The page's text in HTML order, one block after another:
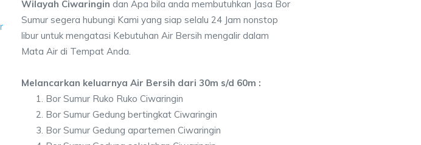
Wilayah Ciwaringin dan Apa bila anda membutuhkan Jasa Bor
Sumur segera hubungi Kami yang siap selalu 24 Jam nonstop
libur untuk mengatasi Kebutuhan Air Bersih mengalir dalam
Mata Air di Tempat Anda.
Melancarkan keluarnya Air Bersih dari 30m s/d 60m :
Bor Sumur Ruko Ruko Ciwaringin
Bor Sumur Gedung bertingkat Ciwaringin
Bor Sumur Gedung apartemen Ciwaringin